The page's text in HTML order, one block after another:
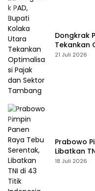
Dongkrak
Tekankan
Tambang
21 Juli 2026
Prabowo
Libatkan
18 Juli 2026